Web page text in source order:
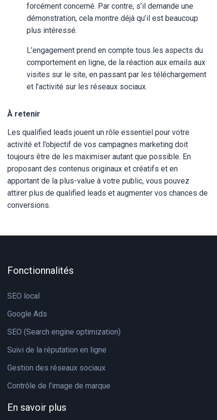
forcément concerné. Par contre, s’il demande une
démonstration, cela montre déjà qu’il est beaucoup
plus intéressé.
L’engagement prend en compte tous les aspects du
comportement en ligne, de la réaction aux emails aux
visites sur le site, en passant par les téléchargement
et l’activité sur les réseaux sociaux.
À retenir
Les qualified leads jouent un rôle essentiel pour votre
activité et l’objectif de vos campagnes marketing doit
toujours être de les maximiser autant que possible. En
proposant des contenus originaux et créatifs et en
apportant de la plus-value à votre public, vous pouvez
attirer plus de qualified leads et augmenter vos chances de
conversions.
Fonctionnalités
SEO local
Google Ads
SEO (Search engine optimization)
Suivi de la réputation en ligne
Gestion des réseaux sociaux
Contrôle de l’image de marque
En savoir plus